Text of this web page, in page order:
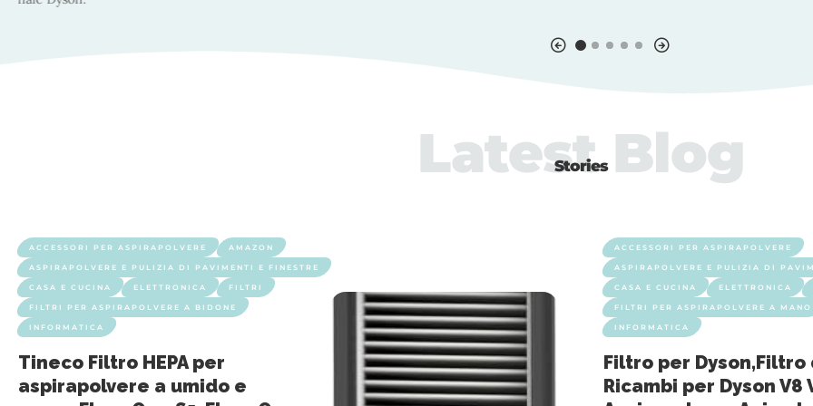
Stories
Latest Blog
ACCESSORI PER ASPIRAPOLVERE AMAZON
ASPIRAPOLVERE E PULIZIA DI PAVIMENTI E FINESTRE
CASA E CUCINA ELETTRONICA FILTRI
FILTRI PER ASPIRAPOLVERE A BIDONE
INFORMATICA
Tineco Filtro HEPA per
aspirapolvere a umido e
ACCESSORI PER ASPIRAPOLVERE
ASPIRAPOLVERE E PULIZIA DI
CASA E CUCINA ELETTRONICA
FILTRI PER ASPIRAPOLVERE A MANO
INFORMATICA
Filtro per Dyson,Filtro
Ricambi per Dyson V8